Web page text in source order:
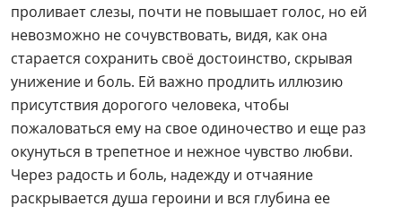
проливает слезы, почти не повышает голос, но ей
невозможно не сочувствовать, видя, как она
старается сохранить своё достоинство, скрывая
унижение и боль. Ей важно продлить иллюзию
присутствия дорогого человека, чтобы
пожаловаться ему на свое одиночество и еще раз
окунуться в трепетное и нежное чувство любви.
Через радость и боль, надежду и отчаяние
раскрывается душа героини и вся глубина ее